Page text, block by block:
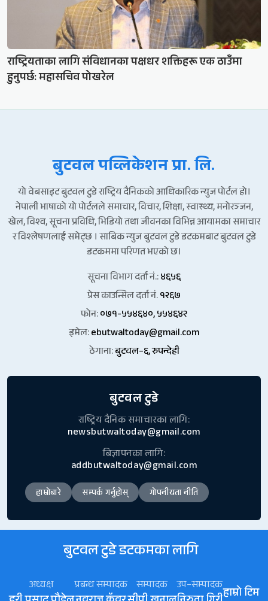
राष्ट्रियताका लागि संविधानका पक्षधर शक्तिहरू एक ठाउँमा
हुनुपर्छ: महासचिव पोखरेल
बुटवल पव्लिकेशन प्रा. लि.
यो वेबसाइट बुटवल टुडे राष्ट्रिय दैनिकको आधिकारिक न्युज पोर्टल हो।
नेपाली भाषाको यो पोर्टलले समाचार, विचार, शिक्षा, स्वास्थ्य, मनोरञ्जन,
खेल, विश्व, सूचना प्रविधि, भिडियो तथा जीवनका विभिन्न आयामका समाचार
र विश्लेषणलाई समेट्छ । साबिक न्युज बुटवल टुडे डटकमबाट बुटवल टुडे
डटकममा परिणत भएको छ।
सूचना विभाग दर्ता नं.:४६५६
प्रेस काउन्सिल दर्ता नं.१२६७
फोन:०७१-५५४६४०, ५५४६४२
इमेल:ebutwaltoday@gmail.com
ठेगाना:बुटवल–६, रुपन्देही
बुटवल टुडे
राष्ट्रिय दैनिक समाचारका लागि:
newsbutwaltoday@gmail.com
बिज्ञापनका लागि:
addbutwaltoday@gmail.com
हाम्रोबारे सम्पर्क गर्नुहोस् गोपनीयता नीति
बुटवल टुडे डटकमका लागि
अध्यक्ष प्रबन्ध सम्पादक सम्पादक उप–सम्पादकहाम्रो टिम